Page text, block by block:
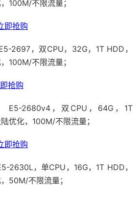
100M/不限流量；
即抢购
2697，双CPU，32G，1T HDD，
100M/不限流量；
抢购
E5-2680v4，双CPU，64G，1T
优化，100M/不限流量；
即抢购
2630L，单CPU，16G，1T HDD，
50M/不限流量；